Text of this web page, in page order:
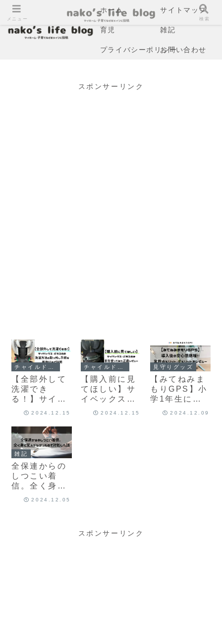
ホーム サイトマップ
育児 雑記
プライバシーポリシーお問い合わせ
スポンサーリンク
【全部外して
洗濯でき
る！】サイベ
ックス・パラ
法と取り外し
手順を画像付
きで説明
2024.12.15
【購入前に見
てほしい】サ
イベックス・
パラスGを半
2024.12.15
見守りグッズ
【みてねみま
もりGPS】小
学1年生に持
たせたら安心
2024.12.09
雑記
全保連からの
しつこい着
信。全く身に
覚えがなかっ
2024.12.05
スポンサーリンク
メニュー 検索